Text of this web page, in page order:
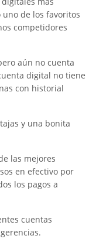
de los favoritos
competidores
aún no cuenta
digital no tiene
con historial
y una bonita
las mejores
en efectivo por
los pagos a
cuentas